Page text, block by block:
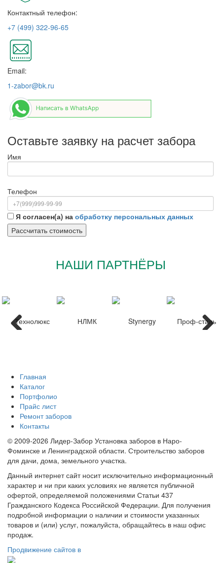
Контактный телефон:
+7 (499) 322-96-65
Email:
1-zabor@bk.ru
Оставьте заявку на расчет забора
Имя
Телефон
Я согласен(а) на обработку персональных данных
НАШИ ПАРТНЁРЫ
Главная
Каталог
Портфолио
Прайс лист
Ремонт заборов
Контакты
© 2009-2026 Лидер-Забор Установка заборов в Наро-
Фоминске и Ленинградской области. Строительство заборов
для дачи, дома, земельного участка.
Данный интернет сайт носит исключительно информационный
характер и ни при каких условиях не является публичной
офертой, определяемой положениями Статьи 437
Гражданского Кодекса Российской Федерации. Для получения
подробной информации о наличии и стоимости указанных
товаров и (или) услуг, пожалуйста, обращайтесь в наш офис
продаж.
Продвижение сайтов в